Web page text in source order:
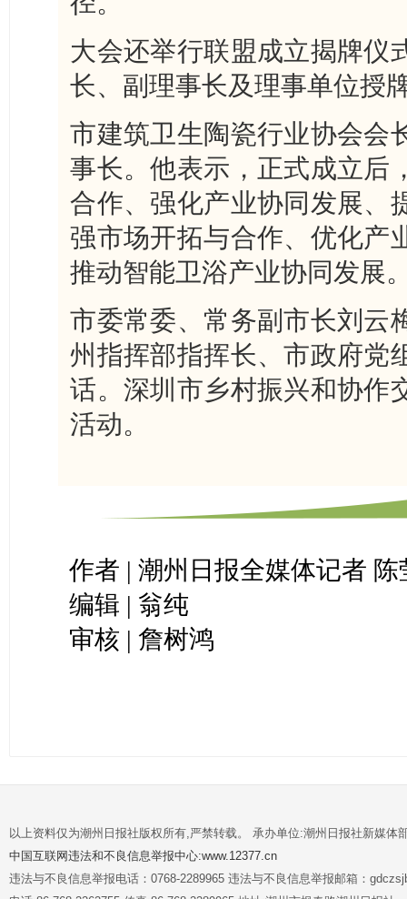
大会还举行联盟成立揭牌仪
长、副理事长及理事单位授
市建筑卫生陶瓷行业协会会
事长。他表示，正式成立后
合作、强化产业协同发展、
强市场开拓与合作、优化产
推动智能卫浴产业协同发展
市委常委、常务副市长刘云
州指挥部指挥长、市政府党
话。深圳市乡村振兴和协作
活动。
作者 | 潮州日报全媒体记者 陈
编辑 | 翁纯
审核 | 詹树鸿
以上资料仅为潮州日报社版权所有,严禁转载。 承办单位:潮州日报社新媒体
中国互联网违法和不良信息举报中心:www.12377.cn
违法与不良信息举报电话：0768-2289965 违法与不良信息举报邮箱：